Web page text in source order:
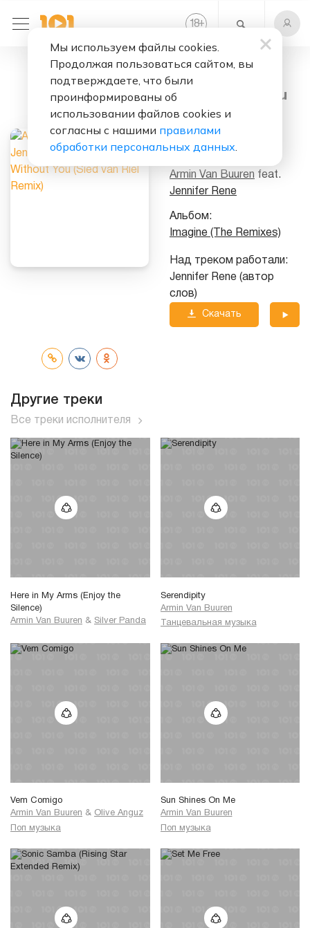
18+
Fine Without You
(Sied van Riel
Remix)
Armin Van Buuren feat.
Jennifer Rene
Альбом:
Imagine (The Remixes)
Над треком работали:
Jennifer Rene (автор
слов)
Скачать
Другие треки
Все треки исполнителя
Here in My Arms (Enjoy the
Silence)
Armin Van Buuren & Silver Panda
Serendipity
Armin Van Buuren
Танцевальная музыка
Vem Comigo
Armin Van Buuren & Olive Anguz
Поп музыка
Sun Shines On Me
Armin Van Buuren
Поп музыка
Мы используем файлы cookies.
Продолжая пользоваться сайтом, вы
подтверждаете, что были
проинформированы об
использовании файлов cookies и
согласны с нашими правилами
обработки персональных данных.